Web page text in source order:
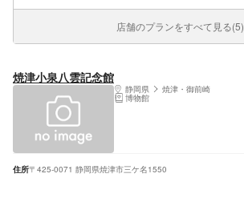
店舗のプランをすべて見る(5)
焼津小泉八雲記念館
静岡県 焼津・御前崎
博物館
住所〒425-0071 静岡県焼津市三ケ名1550